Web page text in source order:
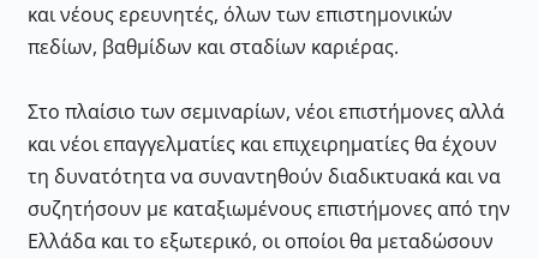
και νέους ερευνητές, όλων των επιστημονικών
πεδίων, βαθμίδων και σταδίων καριέρας.
Στο πλαίσιο των σεμιναρίων, νέοι επιστήμονες αλλά
και νέοι επαγγελματίες και επιχειρηματίες θα έχουν
τη δυνατότητα να συναντηθούν διαδικτυακά και να
συζητήσουν με καταξιωμένους επιστήμονες από την
Ελλάδα και το εξωτερικό, οι οποίοι θα μεταδώσουν